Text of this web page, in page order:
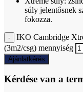
súly jelentősnek
fokozza.
IKO Cambridge
(3m2/csg) mennyiség
Ajánlatkérés
Kérdése van a